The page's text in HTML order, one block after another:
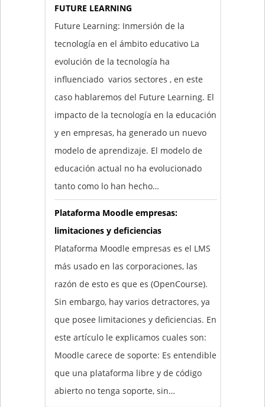
FUTURE LEARNING
Future Learning: Inmersión de la
tecnología en el ámbito educativo La
evolución de la tecnología ha
influenciado varios sectores , en este
caso hablaremos del Future Learning. El
impacto de la tecnología en la educación
y en empresas, ha generado un nuevo
modelo de aprendizaje. El modelo de
educación actual no ha evolucionado
tanto como lo han hecho…
Plataforma Moodle empresas:
limitaciones y deficiencias
Plataforma Moodle empresas es el LMS
más usado en las corporaciones, las
razón de esto es que es (OpenCourse).
Sin embargo, hay varios detractores, ya
que posee limitaciones y deficiencias. En
este artículo le explicamos cuales son:
Moodle carece de soporte: Es entendible
que una plataforma libre y de código
abierto no tenga soporte, sin…